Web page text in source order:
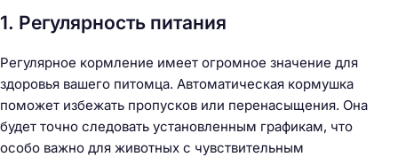
1. Регулярность питания
Регулярное кормление имеет огромное значение для
здоровья вашего питомца. Автоматическая кормушка
поможет избежать пропусков или перенасыщения. Она
будет точно следовать установленным графикам, что
особо важно для животных с чувствительным